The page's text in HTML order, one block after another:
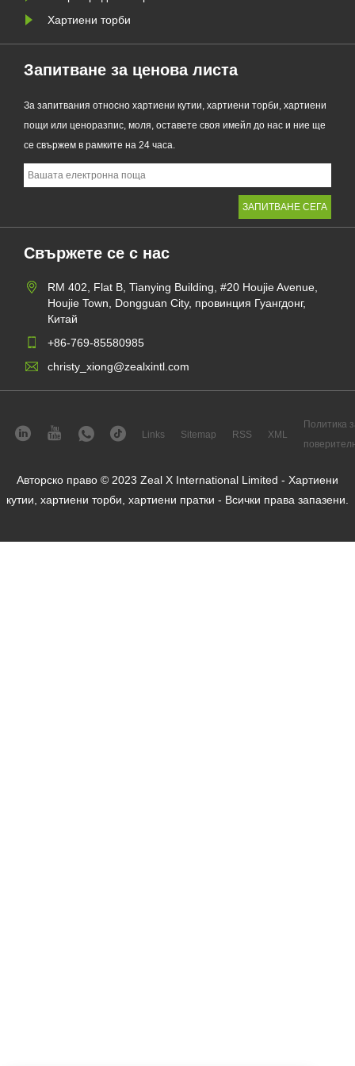
Хартиени торби
Запитване за ценова листа
За запитвания относно хартиени кутии, хартиени торби, хартиени
пощи или ценоразпис, моля, оставете своя имейл до нас и ние ще
се свържем в рамките на 24 часа.
Свържете се с нас
RM 402, Flat B, Tianying Building, #20 Houjie Avenue,
Houjie Town, Dongguan City, провинция Гуангдонг,
Китай
+86-769-85580985
christy_xiong@zealxintl.com
Links Sitemap RSS XML
Политика
Авторско право © 2023 Zeal X International Limited - Хартиени
кутии, хартиени торби, хартиени пратки - Всички права запазени.